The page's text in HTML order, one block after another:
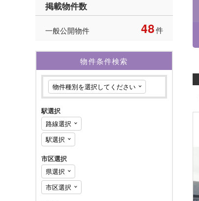
掲載物件数
一般公開物件 48件
物件条件検索
駅選択
市区選択